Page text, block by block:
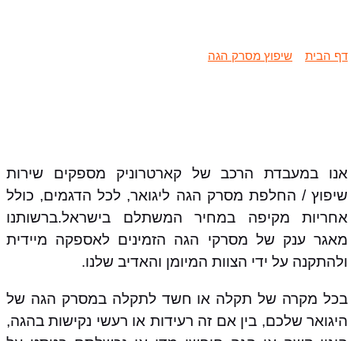
דף הבית שיפוץ מסרק הגה
אנו במעבדת הרכב של קארטרוניק מספקים שירות
שיפוץ / החלפת מסרק הגה ליגואר, לכל הדגמים, כולל
אחריות מקיפה במחיר המשתלם בישראל.ברשותנו
מאגר ענק של מסרקי הגה הזמינים לאספקה מיידית
ולהתקנה על ידי הצוות המיומן והאדיב שלנו.
בכל מקרה של תקלה או חשד לתקלה במסרק הגה של
היגואר שלכם, בין אם זה רעידות או רעשי נקישות בהגה,